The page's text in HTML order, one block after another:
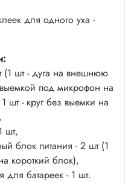
для одного уха -
(1 шт - дуга на внешнюю
выемкой под микрофон на
шт - круг без выемки на
шт,
блок питания - 2 шт (1
короткий блок),
для батареек - 1 шт.